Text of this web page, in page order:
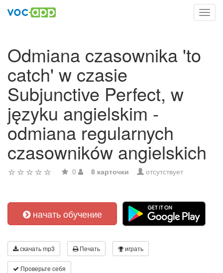
Odmiana czasownika 'to
catch' w czasie
Subjunctive Perfect, w
języku angielskim -
odmiana regularnych
czasowników angielskich
0 8 карточки отсутствует
начать обучение
скачать mp3 Печать играть
Проверьте себя